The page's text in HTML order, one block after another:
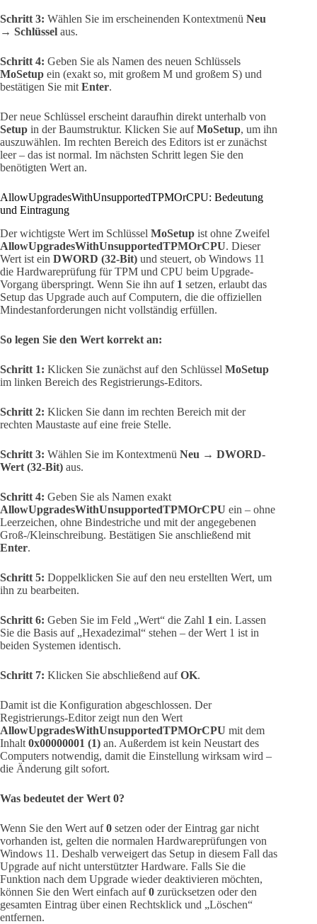
Schritt 3: Wählen Sie im erscheinenden Kontextmenü Neu
→ Schlüssel aus.
Schritt 4: Geben Sie als Namen des neuen Schlüssels
MoSetup ein (exakt so, mit großem M und großem S) und
bestätigen Sie mit Enter.
Der neue Schlüssel erscheint daraufhin direkt unterhalb von
Setup in der Baumstruktur. Klicken Sie aufMoSetup, um ihn
auszuwählen. Im rechten Bereich des Editors ist er zunächst
leer – das ist normal. Im nächsten Schritt legen Sie den
benötigten Wert an.
AllowUpgradesWithUnsupportedTPMOrCPU: Bedeutung
und Eintragung
Der wichtigste Wert im Schlüssel MoSetup ist ohne Zweifel
AllowUpgradesWithUnsupportedTPMOrCPU. Dieser
Wert ist ein DWORD (32-Bit) und steuert, ob Windows 11
die Hardwareprüfung für TPM und CPU beim Upgrade-
Vorgang überspringt. Wenn Sie ihn auf 1 setzen, erlaubt das
Setup das Upgrade auch auf Computern, die die offiziellen
Mindestanforderungen nicht vollständig erfüllen.
So legen Sie den Wert korrekt an:
Schritt 1: Klicken Sie zunächst auf den Schlüssel MoSetup
im linken Bereich des Registrierungs-Editors.
Schritt 2: Klicken Sie dann im rechten Bereich mit der
rechten Maustaste auf eine freie Stelle.
Schritt 3: Wählen Sie im Kontextmenü Neu → DWORD-
Wert (32-Bit) aus.
Schritt 4: Geben Sie als Namen exakt
AllowUpgradesWithUnsupportedTPMOrCPU ein – ohne
Leerzeichen, ohne Bindestriche und mit der angegebenen
Groß-/Kleinschreibung. Bestätigen Sie anschließend mit
Enter.
Schritt 5: Doppelklicken Sie auf den neu erstellten Wert, um
ihn zu bearbeiten.
Schritt 6: Geben Sie im Feld „Wert“ die Zahl 1 ein. Lassen
Sie die Basis auf „Hexadezimal“ stehen – der Wert 1 ist in
beiden Systemen identisch.
Schritt 7: Klicken Sie abschließend aufOK.
Damit ist die Konfiguration abgeschlossen. Der
Registrierungs-Editor zeigt nun den Wert
AllowUpgradesWithUnsupportedTPMOrCPU mit dem
Inhalt 0x00000001 (1) an. Außerdem ist kein Neustart des
Computers notwendig, damit die Einstellung wirksam wird –
die Änderung gilt sofort.
Was bedeutet der Wert 0?
Wenn Sie den Wert auf0 setzen oder der Eintrag gar nicht
vorhanden ist, gelten die normalen Hardwareprüfungen von
Windows 11. Deshalb verweigert das Setup in diesem Fall das
Upgrade auf nicht unterstützter Hardware. Falls Sie die
Funktion nach dem Upgrade wieder deaktivieren möchten,
können Sie den Wert einfach auf0 zurücksetzen oder den
gesamten Eintrag über einen Rechtsklick und „Löschen“
entfernen.